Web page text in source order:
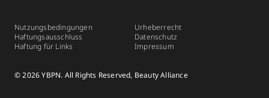
Nutzungsbedingungen
Haftungsausschluss
Haftung für Links
Urheberrecht
Datenschutz
Impressum
© 2026 YBPN. All Rights Reserved, Beauty Alliance